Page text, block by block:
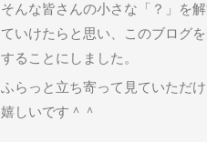
そんな皆さんの小さな「？」を
ていけたらと思い、このブログ
することにしました。
ふらっと立ち寄って見ていただ
嬉しいです＾＾